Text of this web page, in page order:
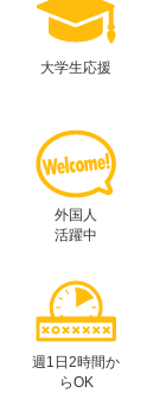
大学生応援
外国人
活躍中
週1日2時間か
らOK